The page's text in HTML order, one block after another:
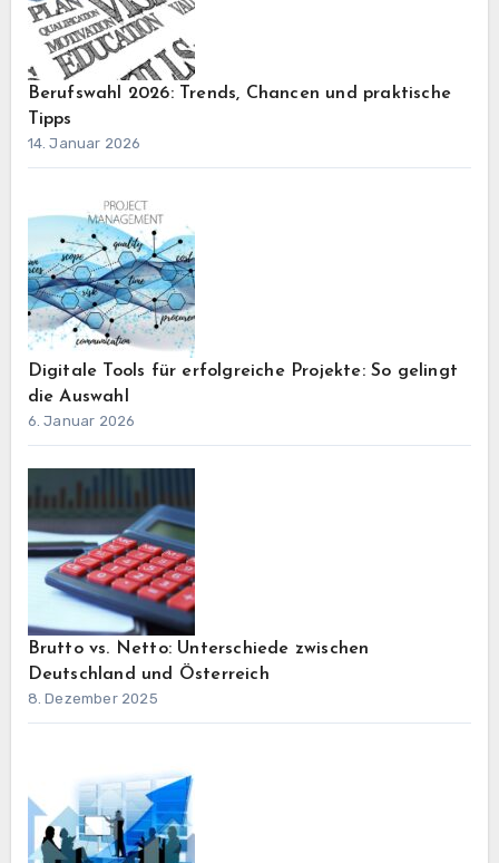
Berufswahl 2026: Trends, Chancen und praktische
Tipps
14. Januar 2026
Digitale Tools für erfolgreiche Projekte: So gelingt
die Auswahl
6. Januar 2026
Brutto vs. Netto: Unterschiede zwischen
Deutschland und Österreich
8. Dezember 2025